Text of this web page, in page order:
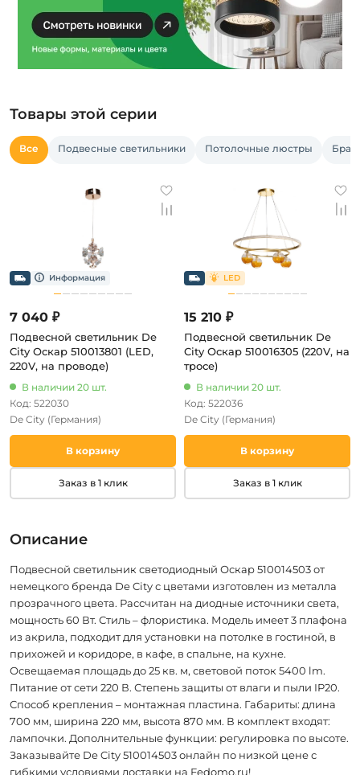
Товары этой серии
Все Подвесные светильники Потолочные люстры Бра
7 040 ₽
Подвесной светильник De
City Оскар 510013801 (LED,
220V, на проводе)
В наличии 20 шт.
Код: 522030
De City (Германия)
В корзину
Заказ в 1 клик
15 210 ₽
Подвесной светильник De
City Оскар 510016305 (220V, на
тросе)
В наличии 20 шт.
Код: 522036
De City (Германия)
В корзину
Заказ в 1 клик
Описание
Подвесной светильник светодиодный Оскар 510014503 от
немецкого бренда De City с цветами изготовлен из металла
прозрачного цвета. Рассчитан на диодные источники света,
мощность 60 Вт. Стиль – флористика. Модель имеет 3 плафона
из акрила, подходит для установки на потолке в гостиной, в
прихожей и коридоре, в кафе, в спальне, на кухне.
Освещаемая площадь до 25 кв. м, световой поток 5400 lm.
Питание от сети 220 В. Степень защиты от влаги и пыли IP20.
Способ крепления – монтажная пластина. Габариты: длина
700 мм, ширина 220 мм, высота 870 мм. В комплект входят:
лампочки. Дополнительные функции: регулировка по высоте.
Заказывайте De City 510014503 онлайн по низкой цене с
гибкими условиями доставки на Fedomo.ru!